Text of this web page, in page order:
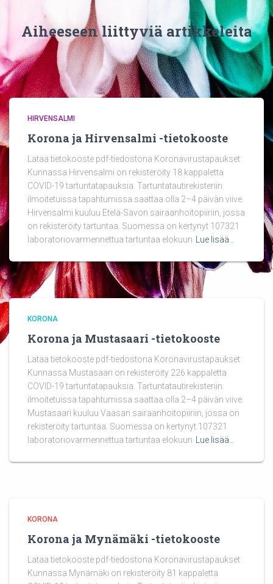
Aiheeseen liittyviä artikkeleita
HIRVENSALMI
Korona ja Hirvensalmi -tietokooste
Lataa tietokooste pdf-tiedostona Koronavirustapaukset
Kunnassa Hirvensalmi on rekisteröity 18 kappaletta
COVID-19 tartuntatapauksia. Tartuntatautirekisteriin
ilmoitetuissa tapahtumissa saattaa olla 2–4 päivän viive.
Hirvensalmi kuuluu Etelä-Savon sairaanhoitopiiriin, jossa
on rekisteröity tartuntaa. Suomessa on kertynyt 107321
laboratoriovarmennettua tartuntaa elokuun
Lue lisää…
KORONA
Korona ja Mustasaari -tietokooste
Lataa tietokooste pdf-tiedostona Koronavirustapaukset
Kunnassa Mustasaari on rekisteröity 226 kappaletta
COVID-19 tartuntatapauksia. Tartuntatautirekisteriin
ilmoitetuissa tapahtumissa saattaa olla 2–4 päivän viive.
Mustasaari kuuluu Vaasan sairaanhoitopiiriin, jossa on
rekisteröity tartuntaa. Suomessa on kertynyt 107321
laboratoriovarmennettua tartuntaa elokuun
Lue lisää…
KORONA
Korona ja Mynämäki -tietokooste
Lataa tietokooste pdf-tiedostona Koronavirustapaukset
Kunnassa Mynämäki on rekisteröity 81 kappaletta